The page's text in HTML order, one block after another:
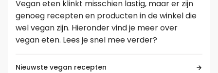
Vegan eten klinkt misschien lastig, maar er zijn
genoeg recepten en producten in de winkel die
wel vegan zijn. Hieronder vind je meer over
vegan eten. Lees je snel mee verder?
Nieuwste vegan recepten